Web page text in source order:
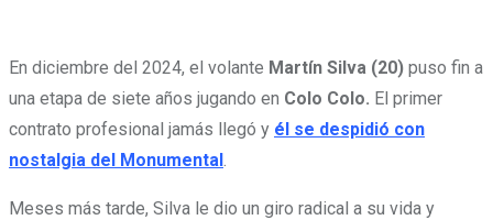
En diciembre del 2024, el volante Martín Silva (20) puso fin a
una etapa de siete años jugando en Colo Colo. El primer
contrato profesional jamás llegó y él se despidió con
nostalgia del Monumental
Meses más tarde, Silva le dio un giro radical a su vida y